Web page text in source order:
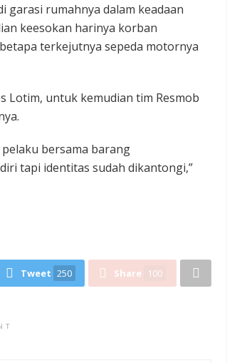
garasi rumahnya dalam keadaan
keesokan harinya korban
terkejutnya sepeda motornya
Lotim, untuk kemudian tim Resmob
bersama barang
tapi identitas sudah dikantongi,”
Tweet 250 Share 100